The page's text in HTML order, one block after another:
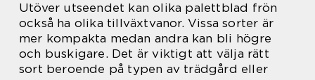
Utöver utseendet kan olika palettblad frön
också ha olika tillväxtvanor. Vissa sorter är
mer kompakta medan andra kan bli högre
och buskigare. Det är viktigt att välja rätt
sort beroende på typen av trädgård eller